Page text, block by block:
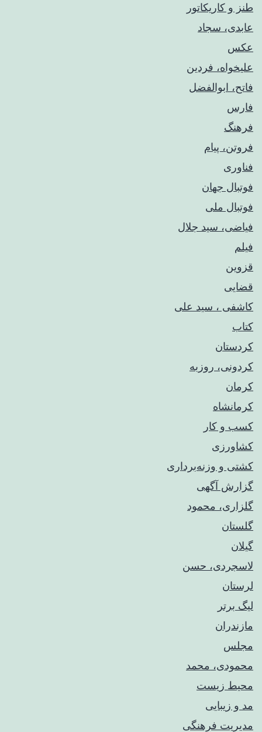
طنز و کاریکاتور
عابدی، سجاد
عکس
علیخواه، فردین
فاتح، ابوالفضل
فارس
فرهنگ
فروتن، پیام
فناوری
فوتبال جهان
فوتبال ملی
فیاضی، سید جلال
فیلم
قزوین
قضایی
کاشفی ، سید علی
کتاب
کردستان
کردونی، روزبه
کرمان
کرمانشاه
کسب و کار
کشاورزی
کشتی و وزنه‌برداری
گزارش آگهی
گلزاری، محمود
گلستان
گیلان
لاسجردی، حسن
لرستان
لیگ برتر
مازندران
مجلس
محمودی، محمد
محیط زیست
مد و زیبایی
مدیریت فرهنگی